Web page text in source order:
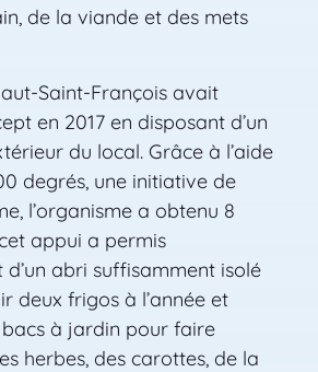
de la viande et des mets
Saint-François avait
en 2017 en disposant d’un
du local. Grâce à l’aide
degrés, une initiative de
l’organisme a obtenu 8
appui a permis
d’un abri suffisamment isolé
deux frigos à l’année et
bacs à jardin pour faire
herbes, des carottes, de la